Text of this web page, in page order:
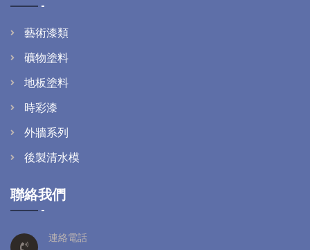
藝術漆類
礦物塗料
地板塗料
時彩漆
外牆系列
後製清水模
聯絡我們
連絡電話